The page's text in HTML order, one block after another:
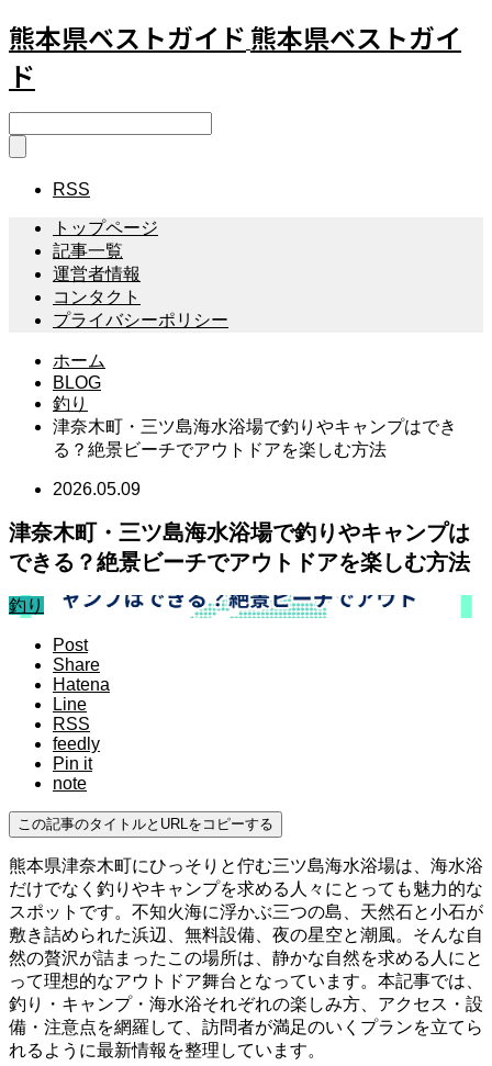
熊本県ベストガイド 熊本県ベストガイ
ド
RSS
トップページ
記事一覧
運営者情報
コンタクト
プライバシーポリシー
ホーム
BLOG
釣り
津奈木町・三ツ島海水浴場で釣りやキャンプはでき
る？絶景ビーチでアウトドアを楽しむ方法
2026.05.09
津奈木町・三ツ島海水浴場で釣りやキャンプは
できる？絶景ビーチでアウトドアを楽しむ方法
釣り
Post
Share
Hatena
Line
RSS
feedly
Pin it
note
この記事のタイトルとURLをコピーする
熊本県津奈木町にひっそりと佇む三ツ島海水浴場は、海水浴
だけでなく釣りやキャンプを求める人々にとっても魅力的な
スポットです。不知火海に浮かぶ三つの島、天然石と小石が
敷き詰められた浜辺、無料設備、夜の星空と潮風。そんな自
然の贅沢が詰まったこの場所は、静かな自然を求める人にと
って理想的なアウトドア舞台となっています。本記事では、
釣り・キャンプ・海水浴それぞれの楽しみ方、アクセス・設
備・注意点を網羅して、訪問者が満足のいくプランを立てら
れるように最新情報を整理しています。